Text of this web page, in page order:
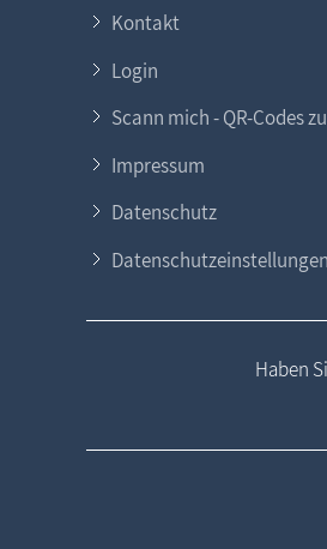
Kontakt
Login
Scann mich - QR-Codes
Impressum
Datenschutz
Datenschutzeinstellungen
Haben